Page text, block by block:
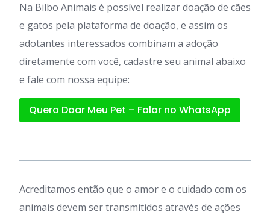
Na Bilbo Animais é possível realizar doação de cães
e gatos pela plataforma de doação, e assim os
adotantes interessados combinam a adoção
diretamente com você, cadastre seu animal abaixo
e fale com nossa equipe:
Quero Doar Meu Pet – Falar no WhatsApp
Acreditamos então que o amor e o cuidado com os
animais devem ser transmitidos através de ações